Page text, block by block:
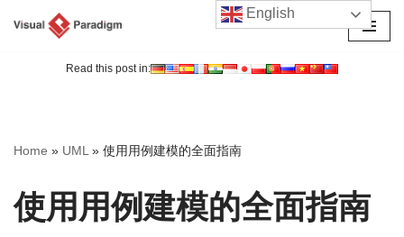
Read this post in:
Home » UML» 使用用例建模的全面指南
使用用例建模的全面指南
English